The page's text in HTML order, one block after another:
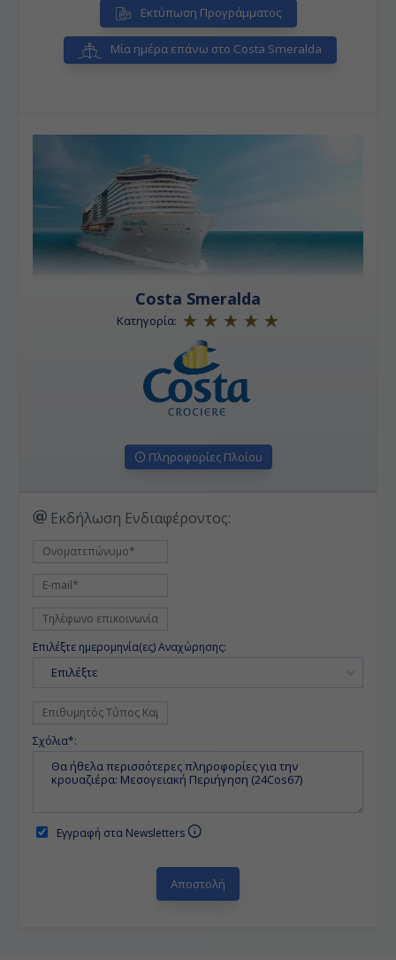
Εκτύπωση Προγράμματος
Μία ημέρα επάνω στο Costa Smeralda
Costa Smeralda
Κατηγορία:
Πληροφορίες Πλοίου
Εκδήλωση Ενδιαφέροντος:
Επιλέξτε ημερομηνία(ες) Αναχώρησης:
Επιλέξτε
Σχόλια*:
Εγγραφή στα Newsletters